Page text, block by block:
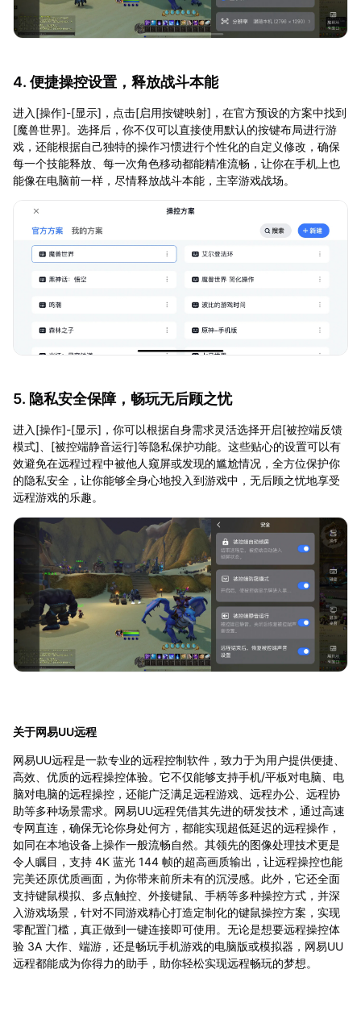
4. 便捷操控设置，释放战斗本能
进入[操作]-[显示]，点击[启用按键映射]，在官方预设的方案中找到
[魔兽世界]。选择后，你不仅可以直接使用默认的按键布局进行游
戏，还能根据自己独特的操作习惯进行个性化的自定义修改，确保
每一个技能释放、每一次角色移动都能精准流畅，让你在手机上也
能像在电脑前一样，尽情释放战斗本能，主宰游戏战场。
5. 隐私安全保障，畅玩无后顾之忧
进入[操作]-[显示]，你可以根据自身需求灵活选择开启[被控端反馈
模式]、[被控端静音运行]等隐私保护功能。这些贴心的设置可以有
效避免在远程过程中被他人窥屏或发现的尴尬情况，全方位保护你
的隐私安全，让你能够全身心地投入到游戏中，无后顾之忧地享受
远程游戏的乐趣。
关于网易UU远程
网易UU远程是一款专业的远程控制软件，致力于为用户提供便捷、
高效、优质的远程操控体验。它不仅能够支持手机/平板对电脑、电
脑对电脑的远程操控，还能广泛满足远程游戏、远程办公、远程协
助等多种场景需求。网易UU远程凭借其先进的研发技术，通过高速
专网直连，确保无论你身处何方，都能实现超低延迟的远程操作，
如同在本地设备上操作一般流畅自然。其领先的图像处理技术更是
令人瞩目，支持 4K 蓝光 144 帧的超高画质输出，让远程操控也能
完美还原优质画面，为你带来前所未有的沉浸感。此外，它还全面
支持键鼠模拟、多点触控、外接键鼠、手柄等多种操控方式，并深
入游戏场景，针对不同游戏精心打造定制化的键鼠操控方案，实现
零配置门槛，真正做到一键连接即可使用。无论是想要远程操控体
验 3A 大作、端游，还是畅玩手机游戏的电脑版或模拟器，网易UU
远程都能成为你得力的助手，助你轻松实现远程畅玩的梦想。